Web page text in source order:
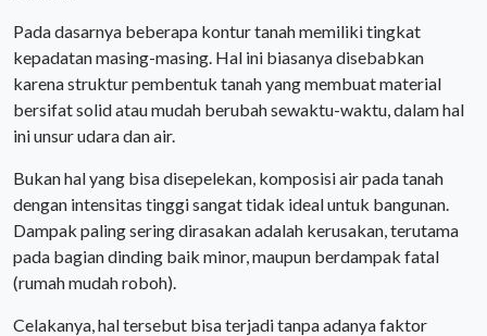
Pada dasarnya beberapa kontur tanah memiliki tingkat
kepadatan masing-masing. Hal ini biasanya disebabkan
karena struktur pembentuk tanah yang membuat material
bersifat solid atau mudah berubah sewaktu-waktu, dalam hal
ini unsur udara dan air.
Bukan hal yang bisa disepelekan, komposisi air pada tanah
dengan intensitas tinggi sangat tidak ideal untuk bangunan.
Dampak paling sering dirasakan adalah kerusakan, terutama
pada bagian dinding baik minor, maupun berdampak fatal
(rumah mudah roboh).
Celakanya, hal tersebut bisa terjadi tanpa adanya faktor